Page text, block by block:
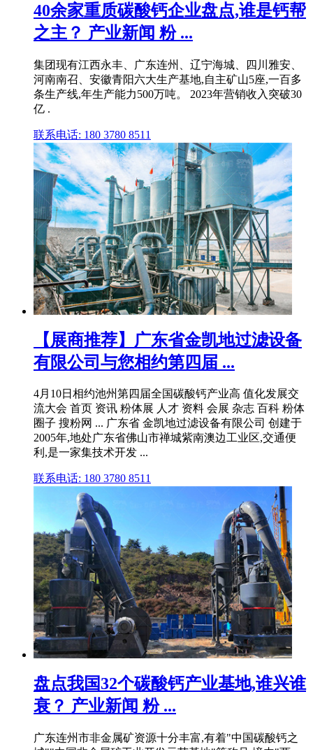
40余家重质碳酸钙企业盘点,谁是钙帮
之主？ 产业新闻 粉 ...
集团现有江西永丰、广东连州、辽宁海城、四川雅安、
河南南召、安徽青阳六大生产基地,自主矿山5座,一百多
条生产线,年生产能力500万吨。 2023年营销收入突破30
亿 .
联系电话: 180 3780 8511
【展商推荐】广东省金凯地过滤设备
有限公司与您相约第四届 ...
4月10日相约池州第四届全国碳酸钙产业高 值化发展交
流大会 首页 资讯 粉体展 人才 资料 会展 杂志 百科 粉体
圈子 搜粉网 ... 广东省 金凯地过滤设备有限公司 创建于
2005年,地处广东省佛山市禅城紫南澳边工业区,交通便
利,是一家集技术开发 ...
联系电话: 180 3780 8511
盘点我国32个碳酸钙产业基地,谁兴谁
衰？ 产业新闻 粉 ...
广东连州市非金属矿资源十分丰富,有着"中国碳酸钙之